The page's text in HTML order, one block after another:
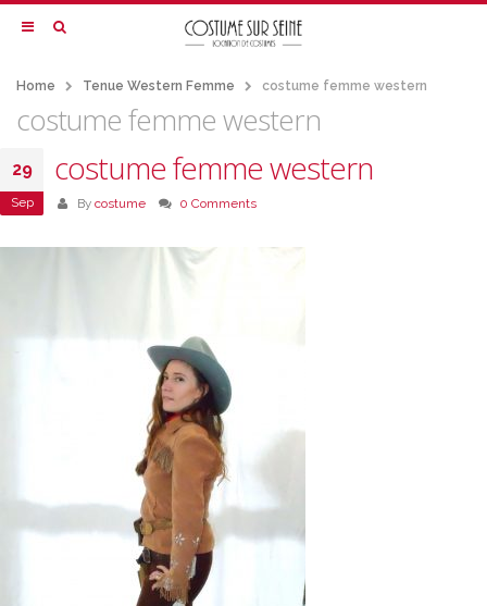
Home Tenue Western Femme costume femme western
costume femme western
29
Sep
costume femme western
By costume 0 Comments